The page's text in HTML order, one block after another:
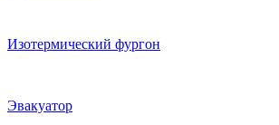
Изотермический фургон
Эвакуатор